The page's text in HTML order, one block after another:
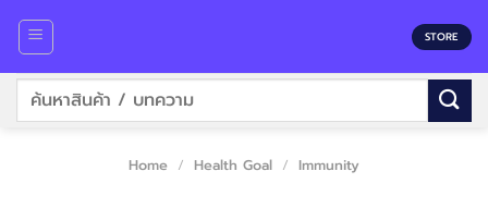
content
STORE
Search
Home / Health Goal / Immunity